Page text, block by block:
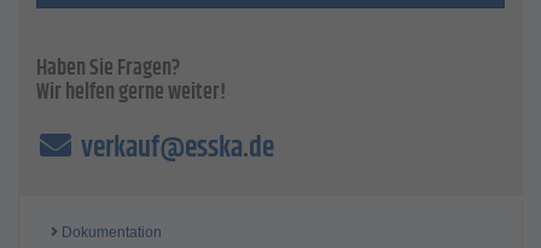
Haben Sie Fragen?
Wir helfen gerne weiter!
verkauf@esska.de
Dokumentation